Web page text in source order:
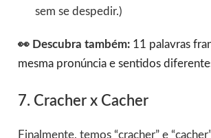
sem se despedir.)
👀 Descubra também: 11 palavras
mesma pronúncia e sentidos
7. Cracher x Cacher
Finalmente, temos “cracher” e